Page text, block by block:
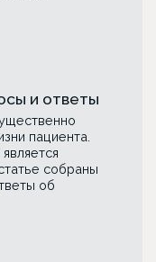
и ответы
пациента.
собраны
об